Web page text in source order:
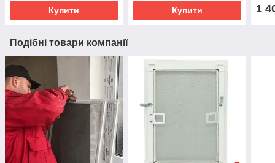
Купити Купити 1
Подібні товари компанії